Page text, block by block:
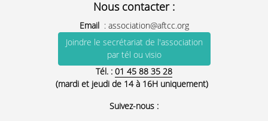
Nous contacter :
Email : association@aftcc.org
Joindre le secrétariat de l'association
par tél ou visio
Tél. : 01 45 88 35 28
(mardi et jeudi de 14 à 16H uniquement)
Suivez-nous :